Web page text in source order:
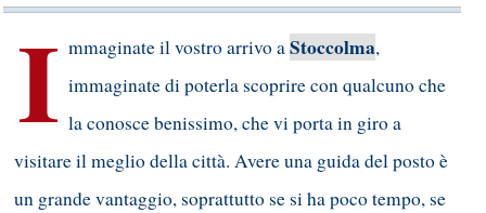
I mmaginate il vostro arrivo aStoccolma,
immaginate di poterla scoprire con qualcuno che
la conosce benissimo, che vi porta in giro a
visitare il meglio della città. Avere una guida del posto è
un grande vantaggio, soprattutto se si ha poco tempo, se